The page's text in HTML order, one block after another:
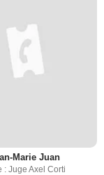
Marie Juan
: Juge Axel Corti